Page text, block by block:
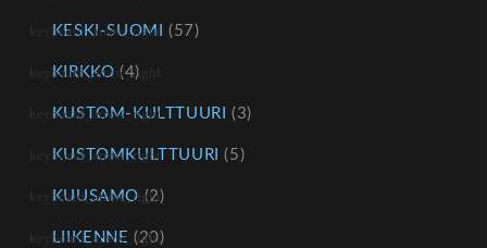
KESKI-SUOMI (57)
KIRKKO (4)
KUSTOM-KULTTUURI (3)
KUSTOMKULTTUURI (5)
KUUSAMO (2)
LIIKENNE (20)